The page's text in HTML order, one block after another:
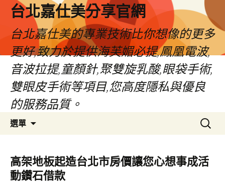
內
台北嘉仕美分享官網
台北嘉仕美的專業技術比你想像的更多
更好,致力於提供海芙媚必提,鳳凰電波,
音波拉提,童顏針,聚雙旋乳酸,眼袋手術,
雙眼皮手術等項目,您高度隱私與優良
的服務品質。
選單
搜
尋
鍵
字:
高架地板起造台北市房價讓您心想事成活
動鑽石借款